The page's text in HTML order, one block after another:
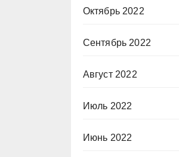
Октябрь 2022
Сентябрь 2022
Август 2022
Июль 2022
Июнь 2022